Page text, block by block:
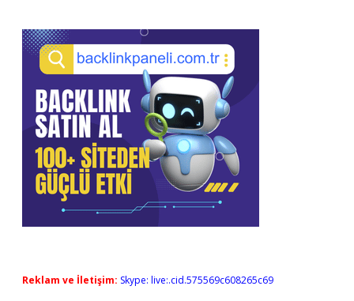
Reklam ve İletişim: Skype: live:.cid.575569c608265c69